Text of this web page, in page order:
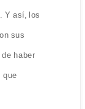
Y así, los
sus
haber
que